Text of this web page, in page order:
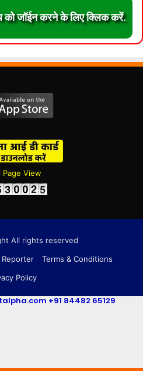
जॉईन करने के लिए क्लिक करें.
Page View
All rights reserved
Terms & Conditions
Policy
+91 84482 65129